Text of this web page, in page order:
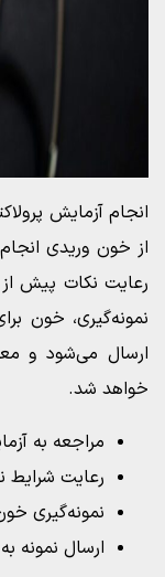
انجام آزمایش
از خون وریدی
رعایت نکات پیش از
نمونه‌گیری، خون
خواهد شد.
مراجعه به
رعایت شرایط
نمونه‌گیری
ارسال نمونه